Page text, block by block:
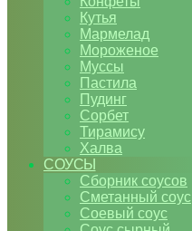
Кутья
Мармелад
Мороженое
Муссы
Пастила
Пудинг
Сорбет
Тирамису
Халва
СОУСЫ
Сборник соусов
Сметанный соус
Соевый соус